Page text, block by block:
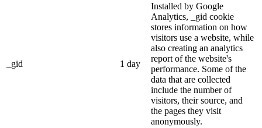
_gid 1 day
Installed by Google
Analytics, _gid cookie
stores information on how
visitors use a website, while
also creating an analytics
report of the website's
performance. Some of the
data that are collected
include the number of
visitors, their source, and
the pages they visit
anonymously.